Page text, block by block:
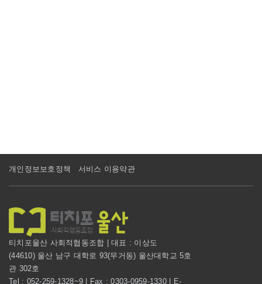
개인정보보호정책 서비스 이용약관
티치포울산 사회적협동조합 | 대표 : 이상도
(44610) 울산 남구 대학로 93(무거동) 울산대학교 5호
관 302호
Tel : 052-259-1328~9 | Fax : 0303-0959-1330 | E-